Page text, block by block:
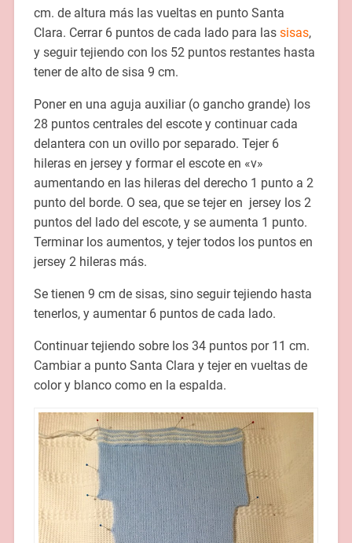
cm. de altura más las vueltas en punto Santa
Clara. Cerrar 6 puntos de cada lado para las sisas,
y seguir tejiendo con los 52 puntos restantes hasta
tener de alto de sisa 9 cm.
Poner en una aguja auxiliar (o gancho grande) los
28 puntos centrales del escote y continuar cada
delantera con un ovillo por separado. Tejer 6
hileras en jersey y formar el escote en «v»
aumentando en las hileras del derecho 1 punto a 2
punto del borde. O sea, que se tejer en jersey los 2
puntos del lado del escote, y se aumenta 1 punto.
Terminar los aumentos, y tejer todos los puntos en
jersey 2 hileras más.
Se tienen 9 cm de sisas, sino seguir tejiendo hasta
tenerlos, y aumentar 6 puntos de cada lado.
Continuar tejiendo sobre los 34 puntos por 11 cm.
Cambiar a punto Santa Clara y tejer en vueltas de
color y blanco como en la espalda.